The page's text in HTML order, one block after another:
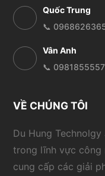
Quốc Trung
📞
Vân Anh
📞 0981855557
VỀ CHÚNG TÔI
Du Hung
trong lĩnh vực công
cung cấp các giải